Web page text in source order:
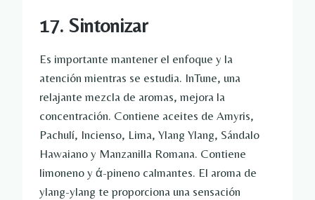
17. Sintonizar
Es importante mantener el enfoque y la
atención mientras se estudia. InTune, una
relajante mezcla de aromas, mejora la
concentración. Contiene aceites de Amyris,
Pachulí, Incienso, Lima, Ylang Ylang, Sándalo
Hawaiano y Manzanilla Romana. Contiene
limoneno y ά-pineno calmantes. El aroma de
ylang-ylang te proporciona una sensación